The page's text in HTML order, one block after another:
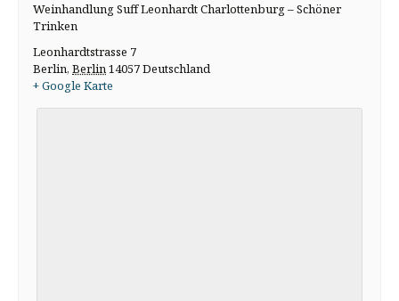
Weinhandlung Suff Leonhardt Charlottenburg – Schöner
Trinken
Leonhardtstrasse 7
Berlin, Berlin14057Deutschland
+ Google Karte